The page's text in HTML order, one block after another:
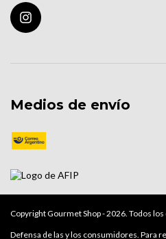
Medios de envío
Copyright Gourmet Shop - 2026. Todos
Defensa de las y los consumidores. Para